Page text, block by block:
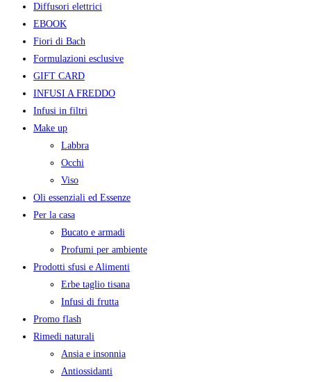
Diffusori elettrici
EBOOK
Fiori di Bach
Formulazioni esclusive
GIFT CARD
INFUSI A FREDDO
Infusi in filtri
Make up
Labbra
Occhi
Viso
Oli essenziali ed Essenze
Per la casa
Bucato e armadi
Profumi per ambiente
Prodotti sfusi e Alimenti
Erbe taglio tisana
Infusi di frutta
Promo flash
Rimedi naturali
Ansia e insonnia
Antiossidanti